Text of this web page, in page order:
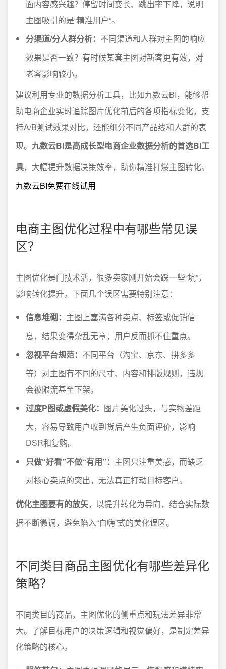
面内容感兴趣？停留时间变长、跳出率下降，说明
主图吸引的是“精准用户”。
分渠道/分人群分析： 不同渠道和人群对主图的响应
效果是否一致？有时候某套主图对新客更有效，对
老客影响较小。
建议利用专业的数据分析工具，比如九数云BI，能够帮
助电商企业实时追踪图片优化前后的各项指标变化，支
持A/B测试效果对比，还能细分不同产品线和人群的表
现。 九数云BI是高成长型电商企业数据分析的首选BI工
具，大幅提升数据决策效率，助你精准打爆主图转化。
九数云BI免费在线试用
电商主图优化过程中有哪些常见误
区？
主图优化是门技术活，很多卖家刚开始会踩一些“坑”，
影响转化提升。下面几个误区需要特别注意：
信息堆砌： 主图上塞满各种卖点、标签或促销信
息，结果变得杂乱无章，用户反而抓不住重点。
忽视平台规范： 不同平台（淘宝、京东、拼多多
等）对主图有不同的尺寸、内容和排版规则，违规
会被限流甚至下架。
过度P图或虚假美化： 图片美化过头，与实物差距
大，容易导致用户收到货后产生负面评价，影响
DSR和复购。
只做“好看”不做“有用”： 主图只注重美感，而缺乏
对核心卖点的突出，无法真正打动目标客户。
优化主图要有的放矢，以提升转化为导向，结合实际数
据不断微调，避免陷入“自嗨”式的美化误区。
不同类目商品主图优化有哪些差异化
策略？
不同类目的商品，主图优化的侧重点和玩法差异非常
大。了解目标用户的决策逻辑和视觉偏好，是制定差异
化策略的核心。